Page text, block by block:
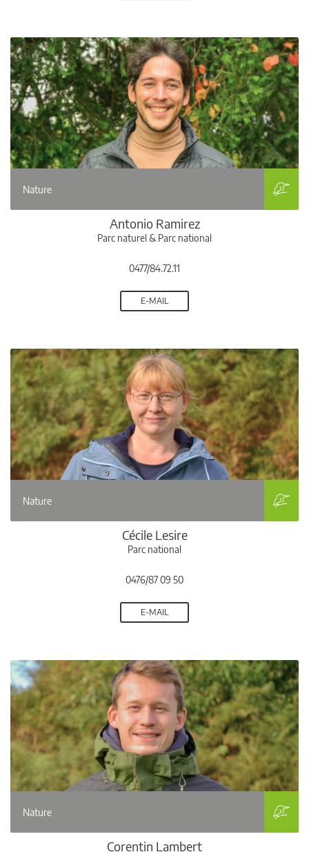
Nature
Antonio Ramirez
Parc naturel & Parc national
0477/84.72.11
E-MAIL
Nature
Cécile Lesire
Parc national
0476/87 09 50
E-MAIL
Nature
Corentin Lambert